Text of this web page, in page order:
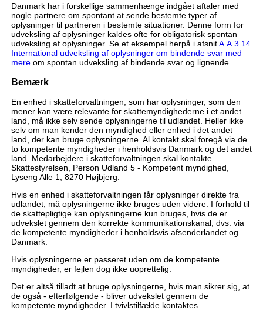
Danmark har i forskellige sammenhænge indgået aftaler med
nogle partnere om spontant at sende bestemte typer af
oplysninger til partneren i bestemte situationer. Denne form for
udveksling af oplysninger kaldes ofte for obligatorisk spontan
udveksling af oplysninger. Se et eksempel herpå i afsnitA.A.3.14
International udveksling af oplysninger om bindende svar med
mereom spontan udveksling af bindende svar og lignende.
Bemærk
En enhed i skatteforvaltningen, som har oplysninger, som den
mener kan være relevante for skattemyndighederne i et andet
land, må ikke selv sende oplysningerne til udlandet. Heller ikke
selv om man kender den myndighed eller enhed i det andet
land, der kan bruge oplysningerne. Al kontakt skal foregå via de
to kompetente myndigheder i henholdsvis Danmark og det andet
land. Medarbejdere i skatteforvaltningen skal kontakte
Skattestyrelsen, Person Udland 5 - Kompetent myndighed,
Lyseng Alle 1, 8270 Højbjerg.
Hvis en enhed i skatteforvaltningen får oplysninger direkte fra
udlandet, må oplysningerne ikke bruges uden videre. I forhold til
de skattepligtige kan oplysningerne kun bruges, hvis de er
udvekslet gennem den korrekte kommunikationskanal, dvs. via
de kompetente myndigheder i henholdsvis afsenderlandet og
Danmark.
Hvis oplysningerne er passeret uden om de kompetente
myndigheder, er fejlen dog ikke uoprettelig.
Det er altså tilladt at bruge oplysningerne, hvis man sikrer sig, at
de også - efterfølgende - bliver udvekslet gennem de
kompetente myndigheder. I tvivlstilfælde kontaktes